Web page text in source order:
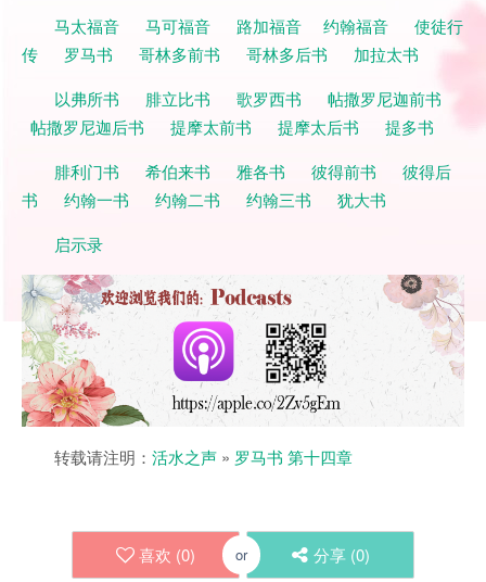
马太福音 马可福音 路加福音 约翰福音
使徒行
传
罗马书 哥林多前书 哥林多后书
加拉太书
以弗所书
腓立比书 歌罗西书
帖撒罗尼迦前书
帖撒罗尼迦后书
提摩太前书 提摩太后书
提多书
腓利门书
希伯来书 雅各书 彼得前书
彼得后
书
约翰一书 约翰二书 约翰三书
犹大书
启示录
转载请注明： 活水之声 » 罗马书 第十四章
喜欢 (0) or 分享 (0)